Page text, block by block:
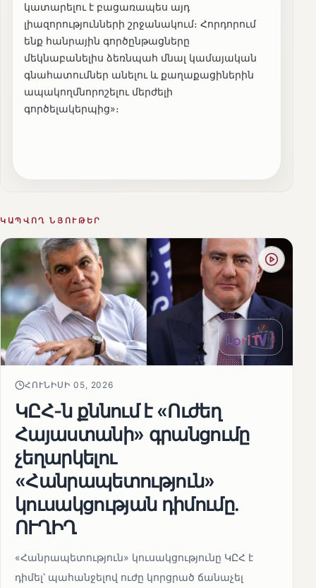
կատարելու է բացառապես այդ
լիազորությունների շրջանակում։ Հորդորում
ենք հանրային գործընթացները
մեկնաբանելիս ձեռնպահ մնալ կամայական
գնահատումներ անելու և քաղաքացիներին
ապակողմնորոշելու մերժելի
գործելակերպից»։
ԿԱՊՎՈՂ ՆՅՈՒԹԵՐ
ՀՈՒՆԻՍԻ 05, 2026
ԿԸՀ-ն քննում է «Ուժեղ
Հայաստանի» գրանցումը
չեղարկելու
«Հանրապետություն»
կուսակցության դիմումը.
ՈՒՂԻՂ
«Հանրապետություն» կուսակցությունը ԿԸՀ է
դիմել՝ պահանջելով ուժը կորցրած ճանաչել